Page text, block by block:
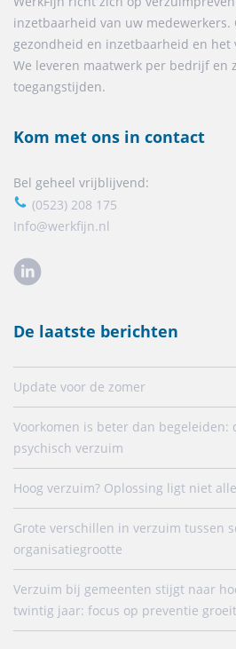
inzetbaarheid van uw medewerkers.
gezondheid en inzetbaarheid en het
We leveren maatwerk per bedrijf en
toegangstijden.
Kom met ons in contact
Bel geheel vrijblijvend:
(0523) 208 175
Info@werkfijn.nl
De laatste berichten
Update voor de zomer
Voorkomen is beter dan begeleiden:
psychisch verzuim
Hoog verzuim? Oplossing ligt niet
Grote verschillen in verzuim tussen
organisatiegrootte
Verzuim bij gemeenten stijgt naar
twintig jaar: focus op preventie groeit